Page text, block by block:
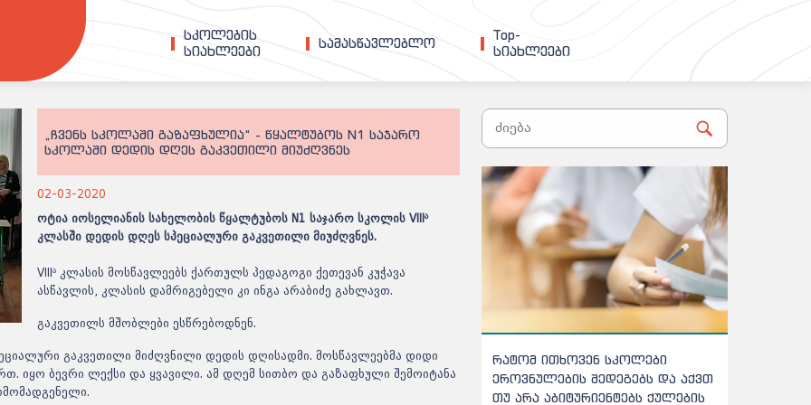
სკოლების
სიახლეები
სამასწავლებლო
Top-
სიახლეები
„ჩვენს სკოლაში გაზაფხულია“ - წყალტუბოს N1 საჯარო
სკოლაში დედის დღეს გაკვეთილი მიუძღვნეს
02-03-2020
ოტია იოსელიანის სახელობის წყალტუბოს N1 საჯარო სკოლის VIIIა
კლასში დედის დღეს სპეციალური გაკვეთილი მიუძღვნეს.
VIIIა კლასის მოსწავლეებს ქართულს პედაგოგი ქეთევან კუჭავა
ასწავლის, კლასის დამრიგებელი კი ინგა არაბიძე გახლავთ.
გაკვეთილს მშობლები ესწრებოდნენ.
გაკვეთილი მიძღვნილი დედის დღისადმი. მოსწავლეებმა დიდი
იყო ბევრი ლექსი და ყვავილი. ამ დღემ სითბო და გაზაფხული შემოიტანა
რატომ ითხოვენ სკოლები
ეროვნულების შედეგებს და აქვთ
თუ არა აბიტურიენტებს ქულების
აბიტურიენტთა ცნობარში
ცვლილებებია - რომელ
პროგრამას გაუუქმდა